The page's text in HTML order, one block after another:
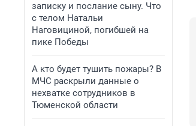
записку и послание сыну. Что
с телом Натальи
Наговициной, погибшей на
пике Победы
А кто будет тушить пожары? В
МЧС раскрыли данные о
нехватке сотрудников в
Тюменской области